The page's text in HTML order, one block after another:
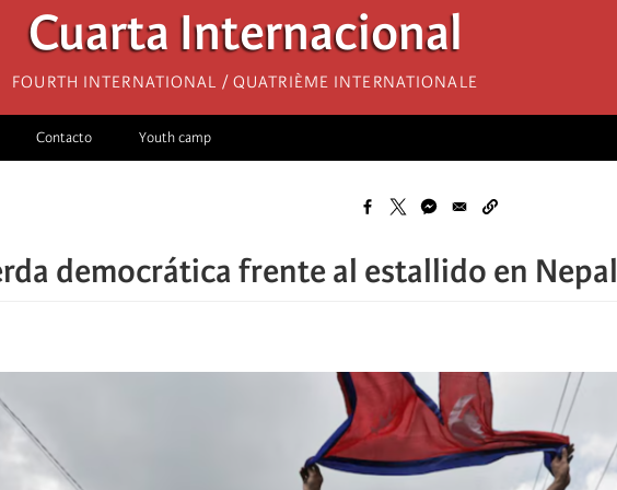
Cuarta Internacional
Fourth International / Quatrième internationale
Contacto Youth camp
democrática frente al estallido en Nepal